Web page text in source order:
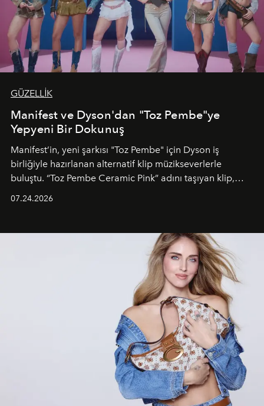
GÜZELLİK
Manifest ve Dyson'dan "Toz Pembe"ye
Yepyeni Bir Dokunuş
Manifest’in, yeni şarkısı "Toz Pembe" için Dyson iş
birliğiyle hazırlanan alternatif klip müzikseverlerle
buluştu. “Toz Pembe Ceramic Pink” adını taşıyan klip,
unsurlarından biri olarak öne çıkıyor.
07.24.2026